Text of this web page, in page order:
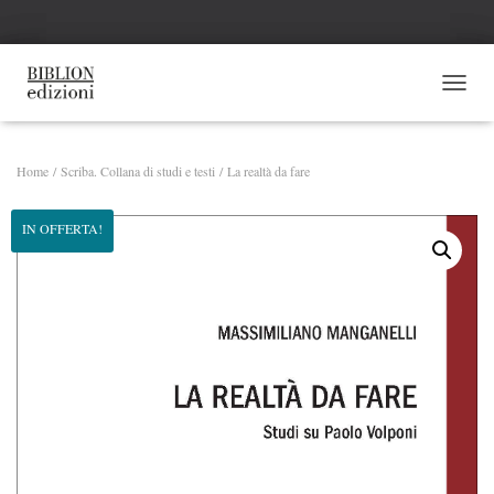
Home /Scriba. Collana di studi e testi / La realtà da fare
IN OFFERTA!